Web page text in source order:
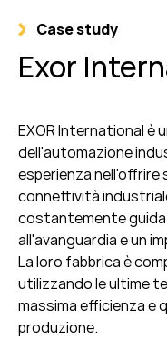
Case study
Exor
EXOR International è
dell'automazione
esperienza nell'offrire
connettività
costantemente
all'avanguardia e un
La loro fabbrica è
utilizzando le ultime
massima efficienza e
produzione.